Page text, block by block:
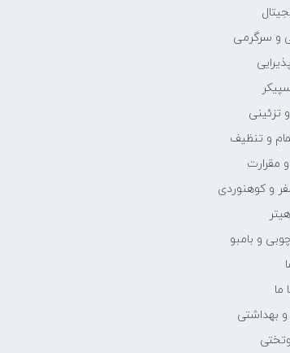
و سرگرمی
تزئینی
و تنظیف
مقرارت
و کوهنوردی
و بامبو
ما
بهداشتی